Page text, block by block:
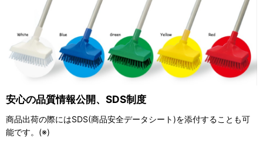
安心の品質情報公開、SDS制度
商品出荷の際にはSDS(商品安全データシート)を添付することも可
能です。(※)